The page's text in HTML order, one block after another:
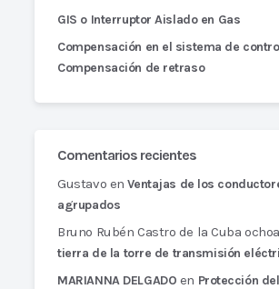
GIS o Interruptor Aislado en Gas
Compensación en el sistema de control
Compensación de retraso
Comentarios recientes
Gustavo enVentajas de los
agrupados
Bruno Rubén Castro de la Cuba ochoa
tierra de la torre de transmisión
MARIANNA DELGADO en Protección